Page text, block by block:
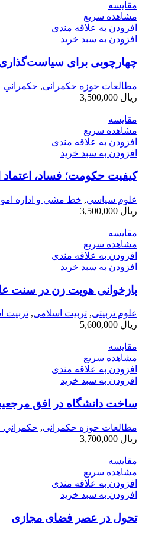
مقایسه
مشاهده سریع
افزودن به علاقه مندی
افزودن به سبد خرید
چهارچوبی برای
مطالعات حوزه حکمرانی, حكمراني
ریال
مقایسه
مشاهده سریع
افزودن به علاقه مندی
افزودن به سبد خرید
کیفیت حکومت؛ فساد، اعتماد
علوم سياسي, خط مشی و اداره
ریال
مقایسه
مشاهده سریع
افزودن به علاقه مندی
افزودن به سبد خرید
بازخوانی هویت زن در سنت
علوم تربیتی, تربیت اسلامی, تربیت
ریال
مقایسه
مشاهده سریع
افزودن به علاقه مندی
افزودن به سبد خرید
ساخت دانشگاه در افق
مطالعات حوزه حکمرانی, حكمراني
ریال
مقایسه
مشاهده سریع
افزودن به علاقه مندی
افزودن به سبد خرید
تحول در عصر فضای مجازی